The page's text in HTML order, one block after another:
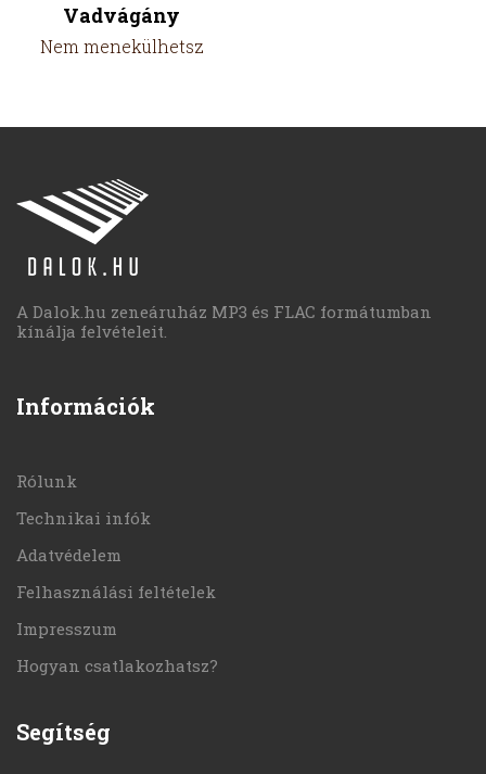
Vadvágány
Nem menekülhetsz
A Dalok.hu zeneáruház MP3 és FLAC formátumban
kínálja felvételeit.
Információk
Rólunk
Technikai infók
Adatvédelem
Felhasználási feltételek
Impresszum
Hogyan csatlakozhatsz?
Segítség